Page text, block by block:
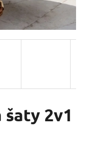
šaty 2v1